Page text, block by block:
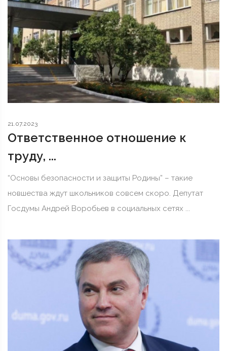
21.07.2023
Ответственное отношение к
труду, ...
“Основы безопасности и защиты Родины” – такие
новшества ждут школьников совсем скоро. Депутат
Госдумы Андрей Воробьев в социальных сетях ...